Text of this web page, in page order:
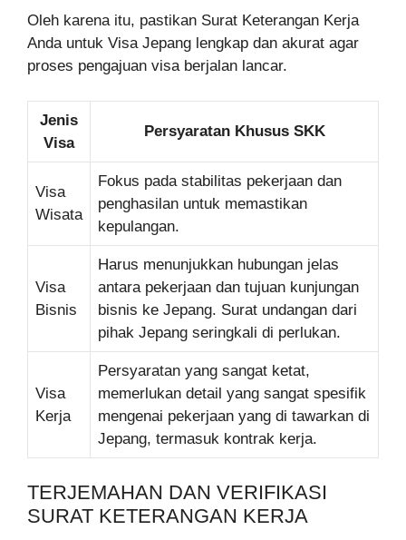
Oleh karena itu, pastikan Surat Keterangan Kerja
Anda untuk Visa Jepang lengkap dan akurat agar
proses pengajuan visa berjalan lancar.
Jenis
Visa
Persyaratan Khusus SKK
Visa
Wisata
Fokus pada stabilitas pekerjaan dan
penghasilan untuk memastikan
kepulangan.
Visa
Bisnis
Harus menunjukkan hubungan jelas
antara pekerjaan dan tujuan kunjungan
bisnis ke Jepang. Surat undangan dari
pihak Jepang seringkali di perlukan.
Visa
Kerja
Persyaratan yang sangat ketat,
memerlukan detail yang sangat spesifik
mengenai pekerjaan yang di tawarkan di
Jepang, termasuk kontrak kerja.
TERJEMAHAN DAN VERIFIKASI
SURAT KETERANGAN KERJA